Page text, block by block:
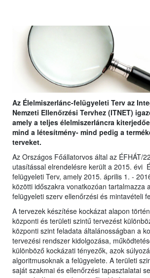
Az Élelmiszerlánc-felügyeleti Terv az
Nemzeti Ellenőrzési Tervhez (ITNET)
amely a teljes élelmiszerláncra
mind a létesítmény- mind pedig a
terveket.
Az Országos Főállatorvos által az ÉFHÁT/
utasítással elrendelésre került a 2015. évi
felügyeleti Terv, amely 2015. április 1. -
közötti időszakra vonatkozóan tartalmazza
felügyeleti szerv ellenőrzési és mintavételi
A tervezek készítése kockázat alapon
központi és területi szintű tervezést
központi szint feladata általánosságban a
tervezési rendszer kidolgozása,
különböző kockázati tényezők, azok
algoritmusoknak a felügyelete. A területi
saját szakmai és ellenőrzési tapasztalatai